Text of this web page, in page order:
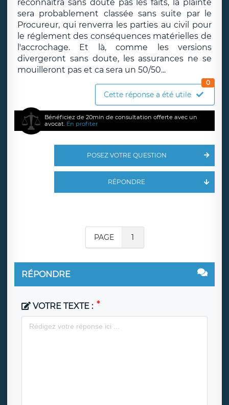
reconnaîtra sans doute pas les faits, la plainte
sera probablement classée sans suite par le
Procureur, qui renverra les parties au civil pour
le réglement des conséquences matérielles de
l'accrochage. Et là, comme les versions
divergeront sans doute, les assurances ne se
mouilleront pas et ca sera un 50/50...
Cette réponse a été utile
0
Bénéficiez de 20min de consultation offerte avec un
avocat. En profiter
POSEZ VOTRE QUESTION
RÉPONDRE
PAGE 1
RÉPONDRE
VOTRE TEXTE :